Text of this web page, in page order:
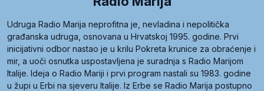
Udruga Radio Marija neprofitna je, nevladina i nepolitička
građanska udruga, osnovana u Hrvatskoj 1995. godine. Prvi
inicijativni odbor nastao je u krilu Pokreta krunice za obraćenje i
mir, a uoči osnutka uspostavljena je suradnja s Radio Marijom
Italije. Ideja o Radio Mariji i prvi program nastali su 1983. godine
u župi u Erbi na sjeveru Italije. Iz Erbe se Radio Marija postupno